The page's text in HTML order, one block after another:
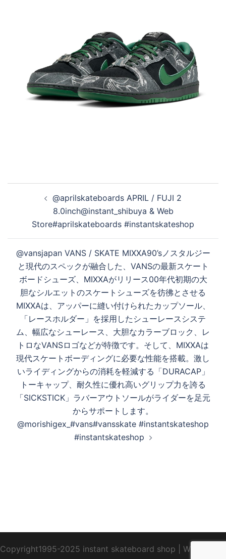
ー
シ
ン
@aprilskateboards APRIL / FUJI 2
8.0inch@instant_shibuya & Web
Store#aprilskateboards #instantskateshop
@vansjapan VANS / SKATE MIXXA90’sノスタルジー
と現代のスペックが融合した、VANSの最新スケート
ボードシューズ、MIXXAがリリース︎00年代初期の大
胆なシルエットのスケートシューズを彷彿とさせる
MIXXAは、アッパーに縫い付けられたカップソール、
「レースホルダー」を採用したシューレースシステ
ム、幅広なシューレース、大胆なカラーブロック、レ
トロなVANSロゴなどが特徴です。そして、MIXXAは
現代スケートボーディングに必要な性能を搭載。激し
いライディングからの消耗を軽減する「DURACAP」
トーキャップ、耐久性に優れ高いグリップ力を誇る
「SICKSTICK」ラバーアウトソールがライダーを足元
からサポートします。
@morishigex_#vans#vansskate #instantskateshop
#instantskateshop
Copyright1995-2025 instant skateboard shop
WebDesign